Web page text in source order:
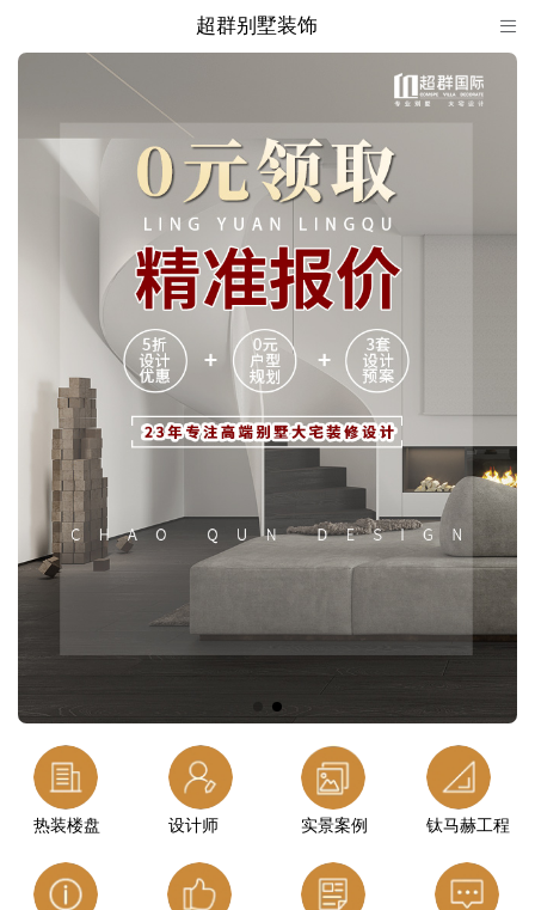
超群别墅装饰
超群别墅装饰 
热装楼盘 设计师 实景案例 钛马赫工程